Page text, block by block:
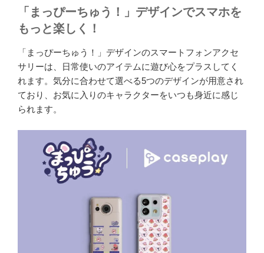
「まっぴーちゅう！」デザインでスマホを
もっと楽しく！
「まっぴーちゅう！」デザインのスマートフォンアクセ
サリーは、日常使いのアイテムに遊び心をプラスしてく
れます。気分に合わせて選べる5つのデザインが用意され
ており、お気に入りのキャラクターをいつも身近に感じ
られます。